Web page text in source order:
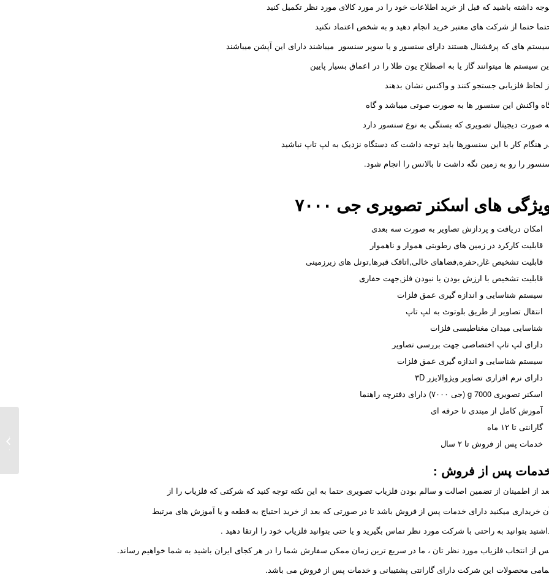
داشته باشید که قبل از خرید اطلاعات خود را در مورد کالای مورد نظر تکمیل کنید
حتما از شرکت های معتبر خرید انجام دهید و به شخص اعتماد نکنید
های که پرفشنال هستند دارای سنسور و یا سوپر سنسور میباشند دارای این آپشن میباشند
سیستم ها میتوانند گاز یا به اصطلاح یون طلا را در اعماق بسیار پایین
لحاظ فلزیابی جستجو کنند و واکنس نشان بدهند
واکنش این سنسور ها به صورت صوتی میباشد و گاه
صورت دیجیتال تصویری که بستگی به نوع سنسور دارد
هنگام کار با این سنسورها باید توجه داشت که دستگاه نزدیک به لپ تاپ نباشید
را رو به زمین نگه داشت تا بالانس را انجام شود.
های اسکنر تصویری جی ۷۰۰۰
امکان دریافت و پردازش تصاویر به صورت سه بعدی
قابلیت کارکرد در زمین های رطوبتی هموار و ناهموار
قابلیت تشخیص غار,حفره,فضاهای خالی,اتاقک قبرها,تونل های زیرزمینی
قابلیت تشخیص با ارزش بودن یا نبودن فلز,جهت حفاری
سیستم شناسایی و اندازه گیری عمق فلزات
انتقال تصاویر از طریق بلوتوث به لپ تاپ
شناسایی میدان مغناطیسی فلزات
دارای لپ تاپ اختصاصی جهت بررسی تصاویر
سیستم شناسایی و اندازه گیری عمق فلزات
دارای نرم افزاری تصاویر ویژوالایزر ۳D
اسکنر تصویری g 7000 (جی ۷۰۰۰) دارای دفترچه راهنما
آموزش کامل از مبتدی تا حرفه ای
گارانتی تا ۱۲ ماه
خدمات پس از فروش تا ۲ سال
پس از فروش :
از اطمینان از تضمین اصالت و سالم بودن فلزیاب تصویری حتما به این نکته توجه کنید که شرکتی که فلزیاب را از
خریداری میکنید دارای خدمات پس از فروش باشد تا در صورتی که بعد از خرید احتیاج به قطعه و یا آموزش های مرتبط
بتوانید به راحتی با شرکت مورد نظر تماس بگیرید و یا حتی بتوانید فلزیاب خود را ارتقا دهید .
از انتخاب فلزیاب مورد نظر تان ، ما در سریع ترین زمان ممکن سفارش شما را در هر کجای ایران باشید به شما خواهیم رساند.
محصولات این شرکت دارای گارانتی پشتیبانی و خدمات پس از فروش می باشد.